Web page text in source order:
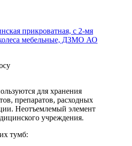
прикроватная, с 2-мя
мебельные, ДЗМО АО
для хранения
препаратов, расходных
Неотъемлемый элемент
учреждения.
тумб: